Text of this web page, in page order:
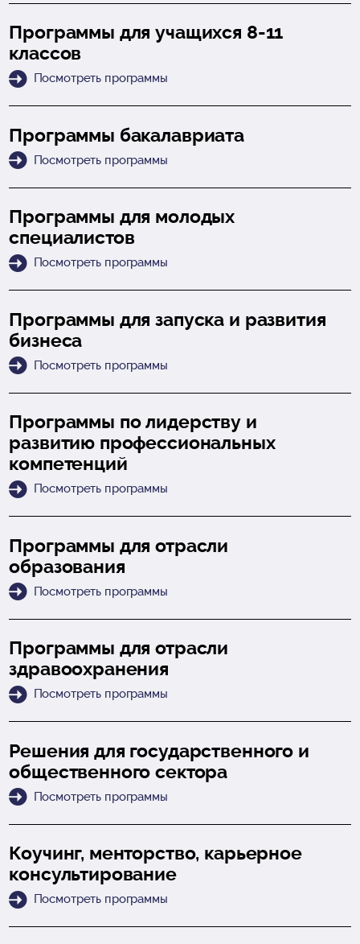
Программы для учащихся 8-11
классов
Посмотреть программы
Программы бакалавриата
Посмотреть программы
Программы для молодых
специалистов
Посмотреть программы
Программы для запуска и развития
бизнеса
Посмотреть программы
Программы по лидерству и
развитию профессиональных
компетенций
Посмотреть программы
Программы для отрасли
образования
Посмотреть программы
Программы для отрасли
здравоохранения
Посмотреть программы
Решения для государственного и
общественного сектора
Посмотреть программы
Коучинг, менторство, карьерное
консультирование
Посмотреть программы